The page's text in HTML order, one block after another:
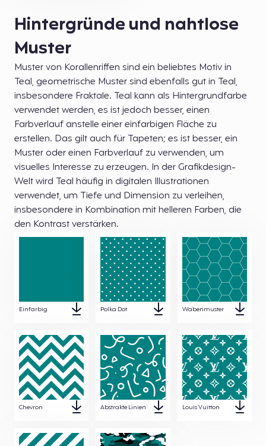
Hintergründe und nahtlose
Muster
Muster von Korallenriffen sind ein beliebtes Motiv in
Teal, geometrische Muster sind ebenfalls gut in Teal,
insbesondere Fraktale. Teal kann als Hintergrundfarbe
verwendet werden, es ist jedoch besser, einen
Farbverlauf anstelle einer einfarbigen Fläche zu
erstellen. Das gilt auch für Tapeten; es ist besser, ein
Muster oder einen Farbverlauf zu verwenden, um
visuelles Interesse zu erzeugen. In der Grafikdesign-
Welt wird Teal häufig in digitalen Illustrationen
verwendet, um Tiefe und Dimension zu verleihen,
insbesondere in Kombination mit helleren Farben, die
den Kontrast verstärken.
Einfarbig Polka Dot Wabenmuster
Chevron Abstrakte Linien Louis Vuitton